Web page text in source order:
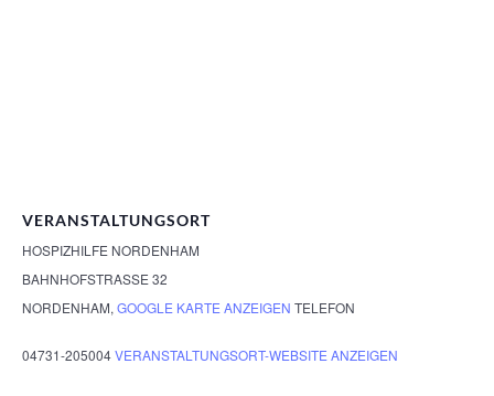
VERANSTALTUNGSORT
HOSPIZHILFE NORDENHAM
BAHNHOFSTRASSE 32
NORDENHAM,GOOGLE KARTE ANZEIGEN TELEFON
04731-205004VERANSTALTUNGSORT-WEBSITE ANZEIGEN